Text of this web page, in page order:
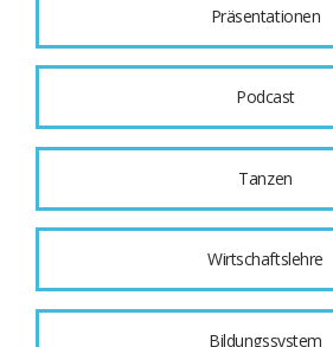
Präsentationen
Podcast
Tanzen
Wirtschaftslehre
Bildungssystem